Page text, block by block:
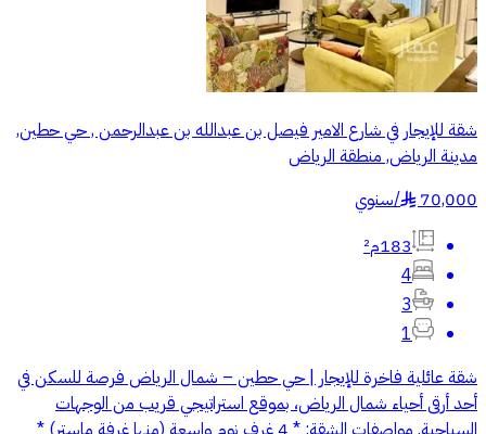
شقة للإيجار في شارع الامير فيصل بن عبدالله بن عبدالرحمن , حي حطين,
مدينة الرياض, منطقة الرياض
70,000
§
/سنوي
183م²
4
3
1
شقة عائلية فاخرة للإيجار | حي حطين – شمال الرياض فرصة للسكن في
أحد أرقى أحياء شمال الرياض، بموقع استراتيجي قريب من الوجهات